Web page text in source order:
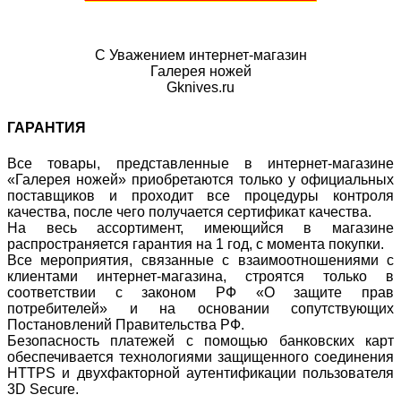
С Уважением интернет-магазин
Галерея ножей
Gknives.ru
ГАРАНТИЯ
Все товары, представленные в интернет-магазине
«Галерея ножей» приобретаются только у официальных
поставщиков и проходит все процедуры контроля
качества, после чего получается сертификат качества.
На весь ассортимент, имеющийся в магазине
распространяется гарантия на 1 год, с момента покупки.
Все мероприятия, связанные с взаимоотношениями с
клиентами интернет-магазина, строятся только в
соответствии с законом РФ «О защите прав
потребителей» и на основании сопутствующих
Постановлений Правительства РФ.
Безопасность платежей с помощью банковских карт
обеспечивается технологиями защищенного соединения
HTTPS и двухфакторной аутентификации пользователя
3D Secure.